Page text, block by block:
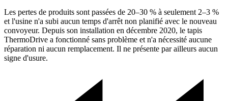
Les pertes de produits sont passées de 20–30 % à seulement 2–3 %
et l'usine n'a subi aucun temps d'arrêt non planifié avec le nouveau
convoyeur. Depuis son installation en décembre 2020, le tapis
ThermoDrive a fonctionné sans problème et n'a nécessité aucune
réparation ni aucun remplacement. Il ne présente par ailleurs aucun
signe d'usure.